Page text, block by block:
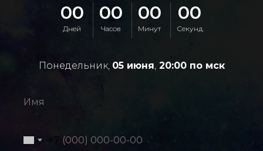
00
Дней
00
Часов
00
Минут
00
Секунд
Понедельник, 05 июня,20:00 по мск
+7